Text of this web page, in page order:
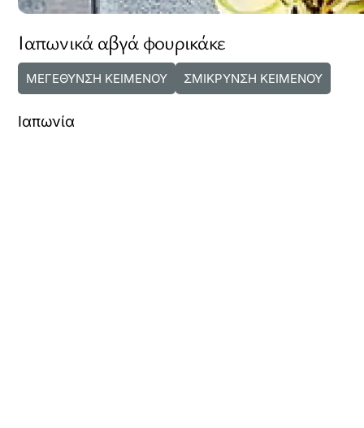
Ιαπωνικά αβγά φουρικάκε
ΜΕΓΕΘΥΝΣΗ ΚΕΙΜΕΝΟΥ ΣΜΙΚΡΥΝΣΗ ΚΕΙΜΕΝΟΥ
Ιαπωνία